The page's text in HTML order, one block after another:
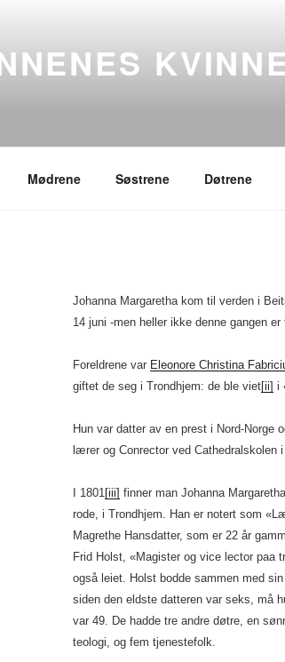
Mødrene Søstrene Døtrene
Johanna Margaretha kom til verden i
14 juni -men heller ikke denne gangen
Foreldrene var Eleonore Christina
giftet de seg i Trondhjem: de ble viet[ii] i
Hun var datter av en prest i Nord-Norge
lærer og Conrector ved Cathedralskolen
I 1801[iii] finner man Johanna
rode, i Trondhjem. Han er notert som
Magrethe Hansdatter, som er 22 år
Frid Holst, «Magister og vice lector paa
også leiet. Holst bodde sammen med
siden den eldste datteren var seks, må
var 49. De hadde tre andre døtre, en
teologi, og fem tjenestefolk.